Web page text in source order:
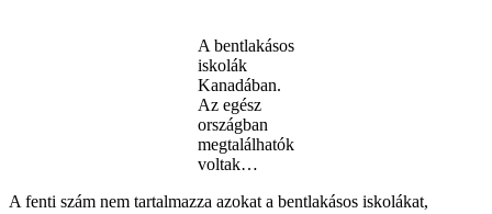
A bentlakásos
iskolák
Kanadában.
Az egész
országban
megtalálhatók
voltak…
A fenti szám nem tartalmazza azokat a bentlakásos iskolákat,